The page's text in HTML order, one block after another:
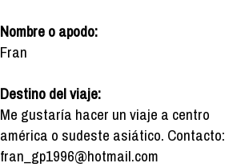
Nombre o apodo:
Fran
Destino del viaje:
Me gustaría hacer un viaje a centro
américa o sudeste asiático. Contacto:
fran_gp1996@hotmail.com